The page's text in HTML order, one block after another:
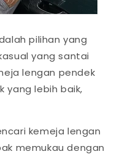
pilihan yang
yang santai
lengan pendek
yang lebih baik,
kemeja lengan
memukau dengan